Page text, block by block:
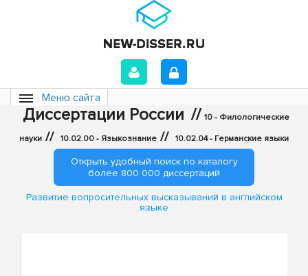
Меню сайта
Диссертации России // 10 - Филологические
науки // 10.02.00 - Языкознание // 10.02.04 - Германские языки
Открыть удобный поиск по каталогу
более 800 000 диссертаций
Развитие вопросительных высказываний в английском
языке